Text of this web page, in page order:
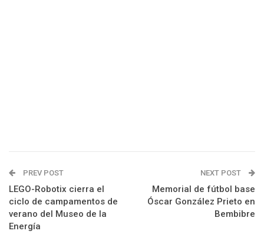
PREV POST
LEGO-Robotix cierra el
ciclo de campamentos de
verano del Museo de la
Energía
NEXT POST
Memorial de fútbol base
Óscar González Prieto en
Bembibre